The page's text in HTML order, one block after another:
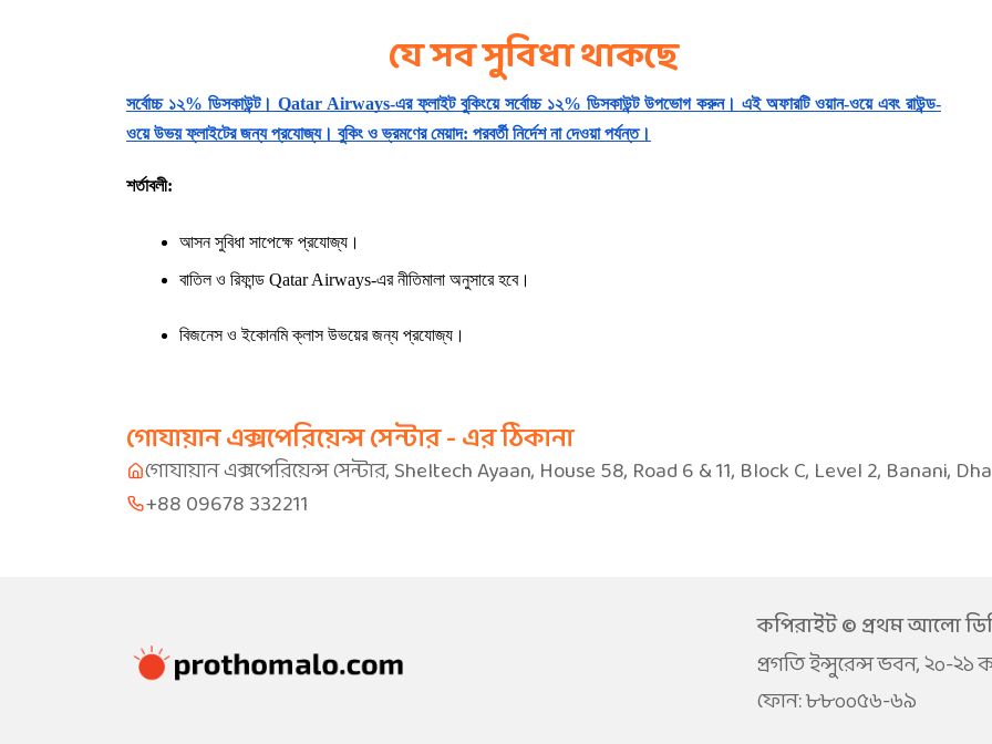
যে সব সুবিধা থাকছে
সর্বোচ্চ ১২% ডিসকাউন্ট। Qatar Airways-এর ফ্লাইট বুকিংয়ে সর্বোচ্চ ১২% ডিসকাউন্ট উপভোগ করুন। এই অফারটি ওয়ান-ওয়ে এবং রাউন্ড-
ওয়ে উভয় ফ্লাইটের জন্য প্রযোজ্য। বুকিং ও ভ্রমণের মেয়াদ: পরবর্তী নির্দেশ না দেওয়া পর্যন্ত।
শর্তাবলী:
আসন সুবিধা সাপেক্ষে প্রযোজ্য।
বাতিল ও রিফান্ড Qatar Airways-এর নীতিমালা অনুসারে হবে।
বিজনেস ও ইকোনমি ক্লাস উভয়ের জন্য প্রযোজ্য।
গোযায়ান এক্সপেরিয়েন্স সেন্টার - এর ঠিকানা
গোযায়ান এক্সপেরিয়েন্স সেন্টার, Sheltech Ayaan, House 58, Road 6 & 11, Block C, Level 2, Banani,
+88 09678 332211
কপিরাইট © প্রথম আলো
প্রগতি ইন্সুরেন্স ভবন, ২০-২১
ফোন: ৮৮০০৫৬-৬৯